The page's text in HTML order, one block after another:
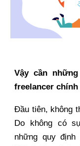
Vậy cần
freelancer
Đầu tiên, không
Do không có
những quy